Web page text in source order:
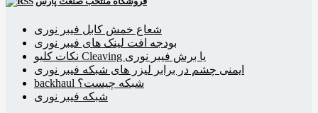
شعاع خمش کابل فیبر نوری
بودجه افت لینک های فیبر نوری
نکات کلیو Cleaving یا برش فیبر نوری
ایمنی چشم در برابر لیزر های شبکه فیبر نوری
backhaul شبکه چیست؟
شبکه فیبر نوری